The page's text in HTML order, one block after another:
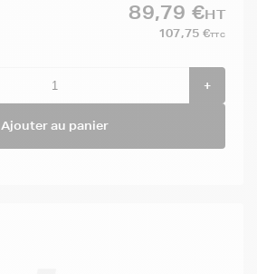
89,79 €HT
107,75 €TTC
+
Ajouter au panier